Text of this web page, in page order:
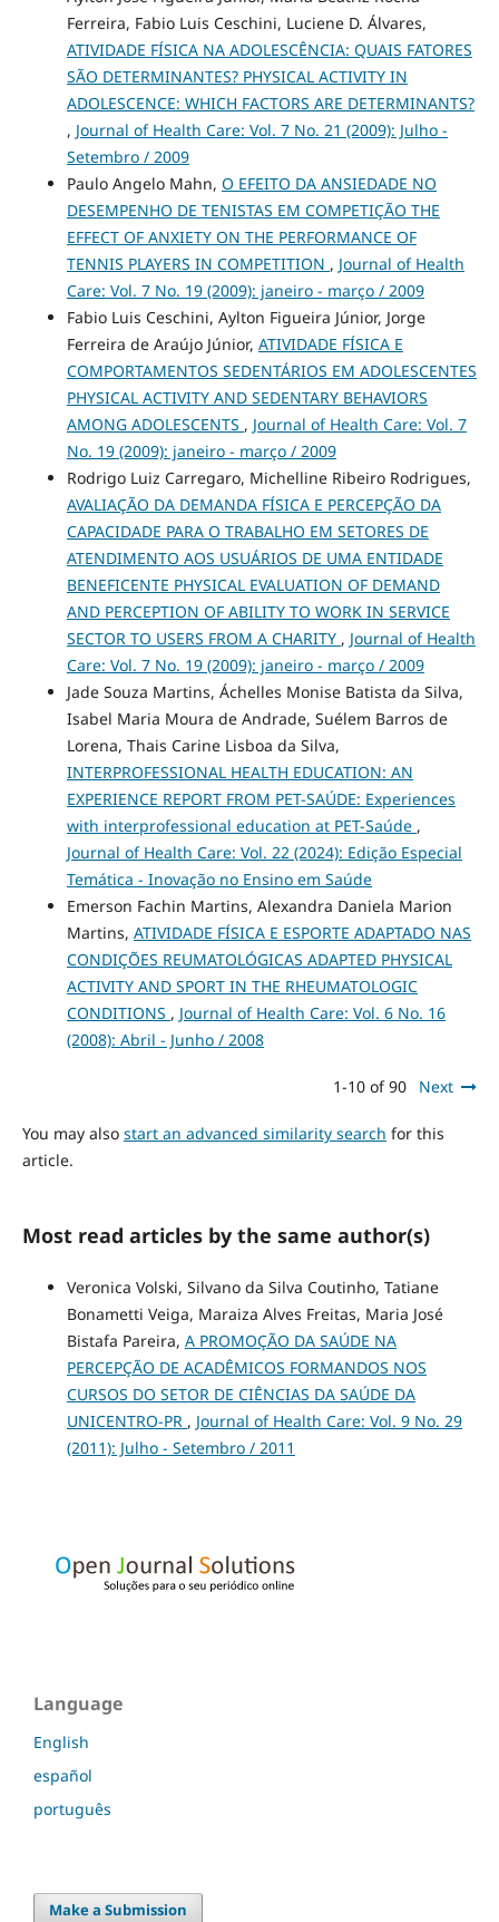
Ferreira, Fabio Luis Ceschini, Luciene D. Álvares,
ATIVIDADE FÍSICA NA ADOLESCÊNCIA: QUAIS FATORES
SÃO DETERMINANTES? PHYSICAL ACTIVITY IN
ADOLESCENCE: WHICH FACTORS ARE DETERMINANTS?
, Journal of Health Care: Vol. 7 No. 21 (2009): Julho -
Setembro / 2009
Paulo Angelo Mahn, O EFEITO DA ANSIEDADE NO
DESEMPENHO DE TENISTAS EM COMPETIÇÃO THE
EFFECT OF ANXIETY ON THE PERFORMANCE OF
TENNIS PLAYERS IN COMPETITION , Journal of Health
Care: Vol. 7 No. 19 (2009): janeiro - março / 2009
Fabio Luis Ceschini, Aylton Figueira Júnior, Jorge
Ferreira de Araújo Júnior, ATIVIDADE FÍSICA E
COMPORTAMENTOS SEDENTÁRIOS EM ADOLESCENTES
PHYSICAL ACTIVITY AND SEDENTARY BEHAVIORS
AMONG ADOLESCENTS , Journal of Health Care: Vol. 7
No. 19 (2009): janeiro - março / 2009
Rodrigo Luiz Carregaro, Michelline Ribeiro Rodrigues,
AVALIAÇÃO DA DEMANDA FÍSICA E PERCEPÇÃO DA
CAPACIDADE PARA O TRABALHO EM SETORES DE
ATENDIMENTO AOS USUÁRIOS DE UMA ENTIDADE
BENEFICENTE PHYSICAL EVALUATION OF DEMAND
AND PERCEPTION OF ABILITY TO WORK IN SERVICE
SECTOR TO USERS FROM A CHARITY , Journal of Health
Care: Vol. 7 No. 19 (2009): janeiro - março / 2009
Jade Souza Martins, Áchelles Monise Batista da Silva,
Isabel Maria Moura de Andrade, Suélem Barros de
Lorena, Thais Carine Lisboa da Silva,
INTERPROFESSIONAL HEALTH EDUCATION: AN
EXPERIENCE REPORT FROM PET-SAÚDE: Experiences
with interprofessional education at PET-Saúde ,
Journal of Health Care: Vol. 22 (2024): Edição Especial
Temática - Inovação no Ensino em Saúde
Emerson Fachin Martins, Alexandra Daniela Marion
Martins, ATIVIDADE FÍSICA E ESPORTE ADAPTADO NAS
CONDIÇÕES REUMATOLÓGICAS ADAPTED PHYSICAL
ACTIVITY AND SPORT IN THE RHEUMATOLOGIC
CONDITIONS , Journal of Health Care: Vol. 6 No. 16
(2008): Abril - Junho / 2008
1-10 of 90 Next
You may also start an advanced similarity search for this
article.
Most read articles by the same author(s)
Veronica Volski, Silvano da Silva Coutinho, Tatiane
Bonametti Veiga, Maraiza Alves Freitas, Maria José
Bistafa Pareira, A PROMOÇÃO DA SAÚDE NA
PERCEPÇÃO DE ACADÊMICOS FORMANDOS NOS
CURSOS DO SETOR DE CIÊNCIAS DA SAÚDE DA
UNICENTRO-PR , Journal of Health Care: Vol. 9 No. 29
(2011): Julho - Setembro / 2011
Language
English
español
português
Make a Submission